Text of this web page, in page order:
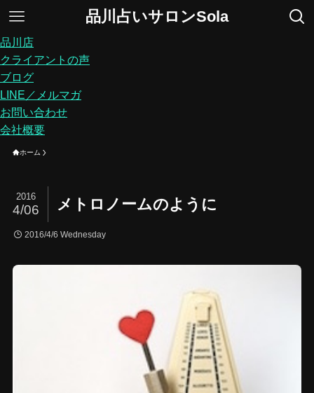
品川占いサロンSola
品川店
クライアントの声
ブログ
LINE／メルマガ
お問い合わせ
会社概要
ホーム
メトロノームのように
2016
4/06
2016/4/6 Wednesday